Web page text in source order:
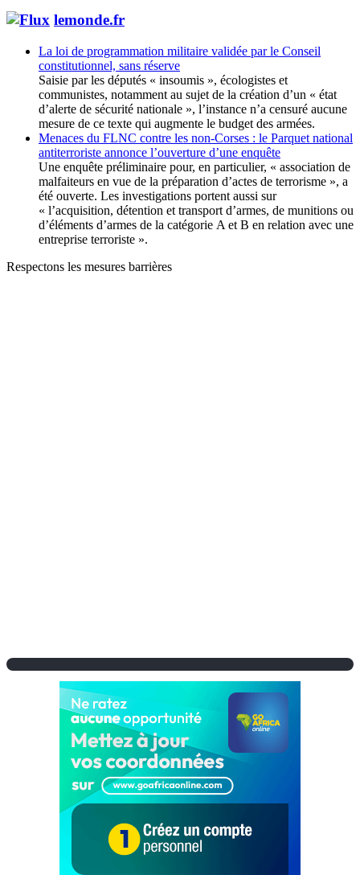
lemonde.fr
La loi de programmation militaire validée par le Conseil
constitutionnel, sans réserve
Saisie par les députés « insoumis », écologistes et
communistes, notamment au sujet de la création d’un « état
d’alerte de sécurité nationale », l’instance n’a censuré aucune
mesure de ce texte qui augmente le budget des armées.
Menaces du FLNC contre les non-Corses : le Parquet national
antiterroriste annonce l’ouverture d’une enquête
Une enquête préliminaire pour, en particulier, « association de
malfaiteurs en vue de la préparation d’actes de terrorisme », a
été ouverte. Les investigations portent aussi sur
« l’acquisition, détention et transport d’armes, de munitions ou
d’éléments d’armes de la catégorie A et B en relation avec une
entreprise terroriste ».
Respectons les mesures barrières